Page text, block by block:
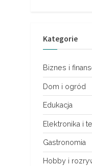
Kategorie
Biznes i
Dom i ogród
Edukacja
Elektronika i
Gastronomia
Hobby i